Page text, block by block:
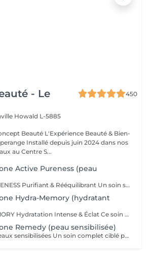
- Le
450
Howald L-5885
Beauté & Bien-
Installé depuis juin 2024 dans nos
au Centre S...
Active Pureness (peau
SOIN ACTIVE PURENESS Purifiant & Rééquilibrant Un soin spécifique profond qui désincruste et libère la peau de toutes ses impuretés. Grâce à l'action combinée des exfoliants et des extraits naturels purifiants, il aide à désobstruer les pores, réduire l'excès de sébum et retrouver un teint plus net et équilibré. Idéal pour retrouver une peau fraîche et matifiée, tout en douceur. SOINS DU VISAGE COMFORT ZONE Nos soins du visage utilisent les produits de la marque Comfort Zone, une référence en cosmétique professionnelle alliant science, nature et innovation. Formulés avec des ingrédients d'origine naturelle, sans silicones, parabènes ni huiles minérales, ces soins sont conçus pour respecter l'équilibre de la peau tout en offrant des résultats visibles et durables. Chaque soin est un véritable rituel de bien-être et d'efficacité, adapté aux besoins spécifiques de votre peau.
Hydra-Memory (hydratant
SOIN HYDRA MEMORY Hydratation Intense & Éclat Ce soin booste l'hydratation et recharge la peau en eau grâce à l'acide hyaluronique et aux extraits naturels hydratants. Sa texture fraîche et ultra-sensorielle désaltère immédiatement la peau et lui redonne souplesse, douceur et éclat. Parfait pour les peaux déshydratées ou fatiguées, en quête de confort et de fraîcheur. SOINS DU VISAGE COMFORT ZONE Nos soins du visage utilisent les produits de la marque Comfort Zone, une référence en cosmétique professionnelle alliant science, nature et innovation. Formulés avec des ingrédients d'origine naturelle, sans silicones, parabènes ni huiles minérales, ces soins sont conçus pour respecter l'équilibre de la peau tout en offrant des résultats visibles et durables. Chaque soin est un véritable rituel de bien-être et d'efficacité, adapté aux besoins spécifiques de votre peau.
Remedy (peau sensibilisée)
SOIN REMEDY - peaux sensibilisées Un soin complet ciblé pour tous les âges et tous les types de peau. Le point commun ? Une peau sensibilisée, fragilisée et inconfortable. Apaiser, calmer et soulager la peau des inflammations, tel est l'objectif de ce soin qui renforce la barrière protectrice de la peau pour lui apporter sérénité et confort. SOINS DU VISAGE COMFORT ZONE Nos soins du visage utilisent les produits de la marque Comfort Zone, une référence en cosmétique professionnelle alliant science, nature et innovation. Formulés avec des ingrédients d'origine naturelle, sans silicones, parabènes ni huiles minérales, ces soins sont conçus pour respecter l'équilibre de la peau tout en offrant des résultats visibles et durables. Chaque soin est un véritable rituel de bien-être et d'efficacité, adapté aux besoins spécifiques de votre peau.